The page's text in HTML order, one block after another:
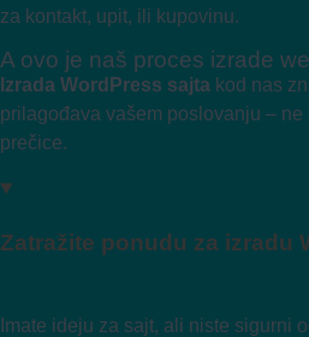
za kontakt, upit, ili kupovinu.
A ovo je naš proces izrade
Izrada WordPress sajta kod nas
prilagođava vašem poslovanju –
prečice.
Zatražite ponudu za izradu
Imate ideju za sajt, ali niste sigurni